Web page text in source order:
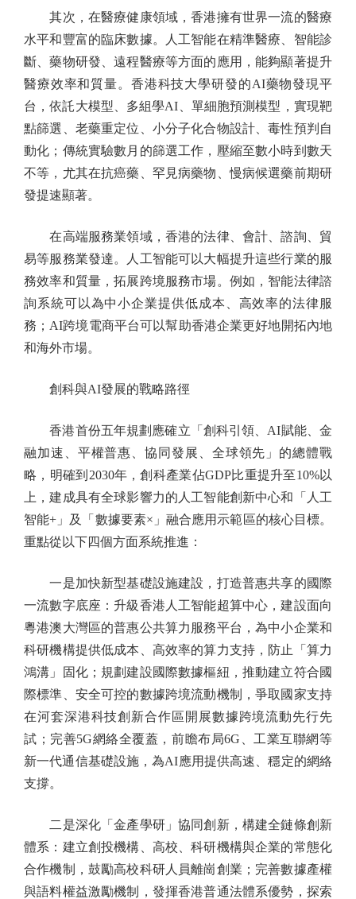
其次，在醫療健康領域，香港擁有世界一流的醫療
水平和豐富的臨床數據。人工智能在精準醫療、智能診
斷、藥物研發、遠程醫療等方面的應用，能夠顯著提升
醫療效率和質量。香港科技大學研發的AI藥物發現平
台，依託大模型、多組學AI、單細胞預測模型，實現靶
點篩選、老藥重定位、小分子化合物設計、毒性預判自
動化；傳統實驗數月的篩選工作，壓縮至數小時到數天
不等，尤其在抗癌藥、罕見病藥物、慢病候選藥前期研
發提速顯著。
在高端服務業領域，香港的法律、會計、諮詢、貿
易等服務業發達。人工智能可以大幅提升這些行業的服
務效率和質量，拓展跨境服務市場。例如，智能法律諮
詢系統可以為中小企業提供低成本、高效率的法律服
務；AI跨境電商平台可以幫助香港企業更好地開拓內地
和海外市場。
創科與AI發展的戰略路徑
香港首份五年規劃應確立「創科引領、AI賦能、金
融加速、平權普惠、協同發展、全球領先」的總體戰
略，明確到2030年，創科產業佔GDP比重提升至10%以
上，建成具有全球影響力的人工智能創新中心和「人工
智能+」及「數據要素×」融合應用示範區的核心目標。
重點從以下四個方面系統推進：
一是加快新型基礎設施建設，打造普惠共享的國際
一流數字底座：升級香港人工智能超算中心，建設面向
粵港澳大灣區的普惠公共算力服務平台，為中小企業和
科研機構提供低成本、高效率的算力支持，防止「算力
鴻溝」固化；規劃建設國際數據樞紐，推動建立符合國
際標準、安全可控的數據跨境流動機制，爭取國家支持
在河套深港科技創新合作區開展數據跨境流動先行先
試；完善5G網絡全覆蓋，前瞻布局6G、工業互聯網等
新一代通信基礎設施，為AI應用提供高速、穩定的網絡
支撐。
二是深化「金產學研」協同創新，構建全鏈條創新
體系：建立創投機構、高校、科研機構與企業的常態化
合作機制，鼓勵高校科研人員離崗創業；完善數據產權
與語料權益激勵機制，發揮香港普通法體系優勢，探索